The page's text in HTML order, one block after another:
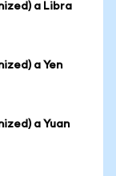
a Libra
a Yen
a Yuan